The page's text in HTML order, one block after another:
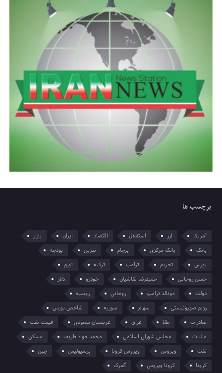
برچسب ها
آمریکا ارز استقلال اقتصاد ایران
بازار
بانک
بانک مرکزی برجام بنزین
بودجه
بورس
تحریم ترامپ ترکیه
تورم
حسن روحانی
حمیدرضا نقاشیان خودرو
دلار
دولت
دونالد ترامپ روحانی
روسیه
رژیم صهیونیستی
سهام سوریه
شاخص بورس
صادرات
طلا عراق عربستان سعودی
قیمت نفت
مالیات
مجلس شورای اسلامی محمد جواد ظریف
مسکن
نفت
ویروس ویروس کرونا پرسپولیس
چین
کرونا
کرونا ویروس گمرک